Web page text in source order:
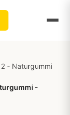
- Naturgummi
-